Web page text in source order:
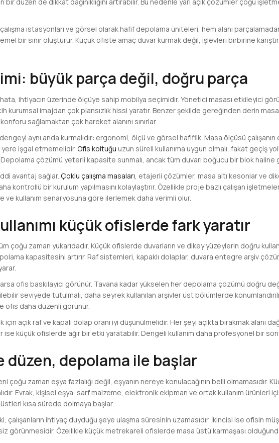
istasyonları ve görsel olarak hafif depolama üniteleri, hem alanı
bir sınır oluşturur. Küçük ofiste amaç duvar kurmak değil, işlevleri birbirine
büyük parça değil, doğru parça
ihtiyacın üzerinde ölçüye sahip mobilya seçimidir. Yönetici masası etkileyici
kurumsal imajdan çok plansızlık hissi yaratır. Benzer şekilde gereğinden derin
sağlamaktan çok hareket alanını sınırlar.
aynı anda kurmalıdır: ergonomi, ölçü ve görsel hafiflik. Masa ölçüsü çalışanın
yere işgal etmemelidir. Ofis koltuğu uzun süreli kullanıma uygun olmalı, fakat geçiş
Depolama çözümü yeterli kapasite sunmalı, ancak tüm duvarı boğucu bir blok haline
avantaj sağlar. Çoklu çalışma masaları , etajerli çözümler, masa altı kesonlar ve
kontrollü bir kurulum yapılmasını kolaylaştırır. Özellikle proje bazlı çalışan
ve kullanım senaryosuna göre ilerlemek daha verimli olur.
küçük ofislerde fark yaratır
çoğu zaman yukarıdadır. Küçük ofislerde duvarların ve dikey yüzeylerin doğru
kapasitesini artırır. Raf sistemleri, kapaklı dolaplar, duvara entegre arşiv
ofis baskılayıcı görünür. Tavana kadar yükselen her depolama çözümü doğru
seviyede tutulmalı, daha seyrek kullanılan arşivler üst bölümlerde
ofis daha düzenli görünür.
açık raf ve kapalı dolap oranı iyi düşünülmelidir. Her şeyi açıkta bırakmak alanı
ise küçük ofislerde ağır bir etki yaratabilir. Dengeli kullanım daha profesyonel bir
düzen, depolama ile başlar
çoğu zaman eşya fazlalığı değil, eşyanın nereye konulacağının belli olmamasıdır.
Evrak, kişisel eşya, sarf malzeme, elektronik ekipman ve ortak kullanım ürünleri
kısa sürede dolmaya başlar.
çalışanların ihtiyaç duyduğu şeye ulaşma süresinin uzamasıdır. İkincisi ise ofisin
görünmesidir. Özellikle küçük metrekareli ofislerde masa üstü karmaşası